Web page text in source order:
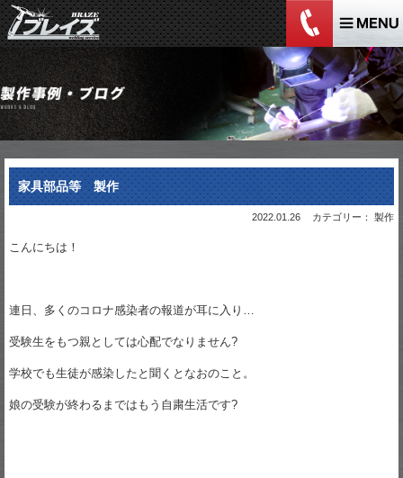
家具部品等 製作
2022.01.26 カテゴリー： 製作
こんにちは！
連日、多くのコロナ感染者の報道が耳に入り…
受験生をもつ親としては心配でなりません?
学校でも生徒が感染したと聞くとなおのこと。
娘の受験が終わるまではもう自粛生活です?